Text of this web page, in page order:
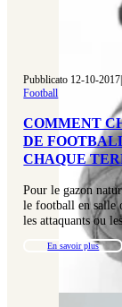
Pubblicato 12-10-2017|
Football
COMMENT
DE
CHAQUE
Pour le gazon
le football en salle
les attaquants ou
En savoir plus